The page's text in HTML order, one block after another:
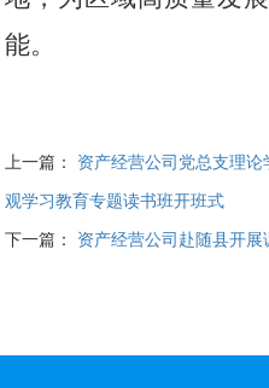
能。
上一篇： 资产经营公司党总支理
观学习教育专题读书班开班式
下一篇： 资产经营公司赴随县开展